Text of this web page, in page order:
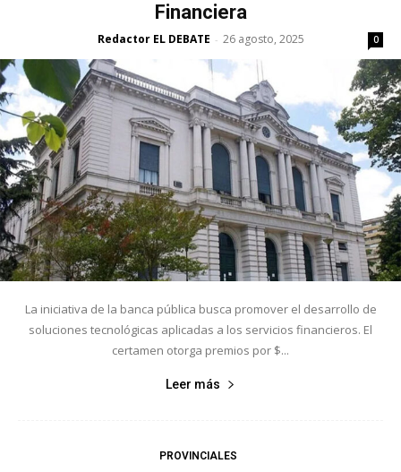
Financiera
Redactor EL DEBATE - 26 agosto, 2025 0
La iniciativa de la banca pública busca promover el desarrollo de
soluciones tecnológicas aplicadas a los servicios financieros. El
certamen otorga premios por $...
Leer más
PROVINCIALES